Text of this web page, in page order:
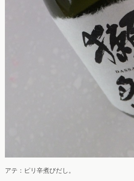
アテ：ピリ辛煮びだし。